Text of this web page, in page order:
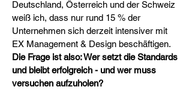
Deutschland, Österreich und der Schweiz
weiß ich, dass nur rund 15 % der
Unternehmen sich derzeit intensiver mit
EX Management & Design beschäftigen.
Die Frage ist also: Wer setzt die Standards
und bleibt erfolgreich - und wer muss
versuchen aufzuholen?